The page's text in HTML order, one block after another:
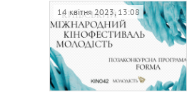
14 квітня 2023, 13:08